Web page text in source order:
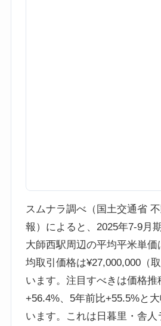
スムナラ調べ（国土交通省
報）によると、2025年7-9月
大師西駅周辺の平均平米単価
均取引価格は¥27,000,000（
います。注目すべきは価格推
+56.4%、5年前比+55.5%と
います。これは日暮里・舎人